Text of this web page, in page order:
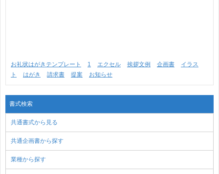
お礼状はがきテンプレート 1 エクセル 挨拶文例 企画書
イラス
ト
はがき 請求書 提案 お知らせ
書式検索
共通書式から見る
共通企画書から探す
業種から探す